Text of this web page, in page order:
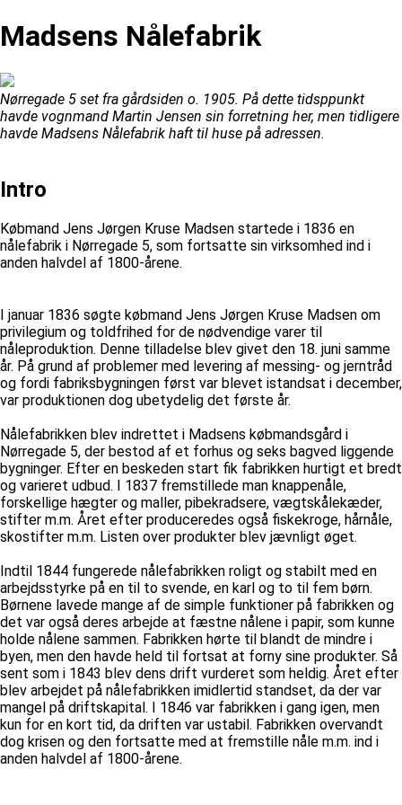
Madsens Nålefabrik
Nørregade 5 set fra gårdsiden o. 1905. På dette tidsppunkt
havde vognmand Martin Jensen sin forretning her, men tidligere
havde Madsens Nålefabrik haft til huse på adressen.
Intro
Købmand Jens Jørgen Kruse Madsen startede i 1836 en
nålefabrik i Nørregade 5, som fortsatte sin virksomhed ind i
anden halvdel af 1800-årene.
I januar 1836 søgte købmand Jens Jørgen Kruse Madsen om
privilegium og toldfrihed for de nødvendige varer til
nåleproduktion. Denne tilladelse blev givet den 18. juni samme
år. På grund af problemer med levering af messing- og jerntråd
og fordi fabriksbygningen først var blevet istandsat i december,
var produktionen dog ubetydelig det første år.
Nålefabrikken blev indrettet i Madsens købmandsgård i
Nørregade 5, der bestod af et forhus og seks bagved liggende
bygninger. Efter en beskeden start fik fabrikken hurtigt et bredt
og varieret udbud. I 1837 fremstillede man knappenåle,
forskellige hægter og maller, pibekradsere, vægtskålekæder,
stifter m.m. Året efter produceredes også fiskekroge, hårnåle,
skostifter m.m. Listen over produkter blev jævnligt øget.
Indtil 1844 fungerede nålefabrikken roligt og stabilt med en
arbejdsstyrke på en til to svende, en karl og to til fem børn.
Børnene lavede mange af de simple funktioner på fabrikken og
det var også deres arbejde at fæstne nålene i papir, som kunne
holde nålene sammen. Fabrikken hørte til blandt de mindre i
byen, men den havde held til fortsat at forny sine produkter. Så
sent som i 1843 blev dens drift vurderet som heldig. Året efter
blev arbejdet på nålefabrikken imidlertid standset, da der var
mangel på driftskapital. I 1846 var fabrikken i gang igen, men
kun for en kort tid, da driften var ustabil. Fabrikken overvandt
dog krisen og den fortsatte med at fremstille nåle m.m. ind i
anden halvdel af 1800-årene.